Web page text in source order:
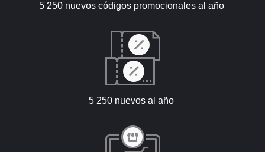
5 250 nuevos códigos promocionales al año
5 250 nuevos al año